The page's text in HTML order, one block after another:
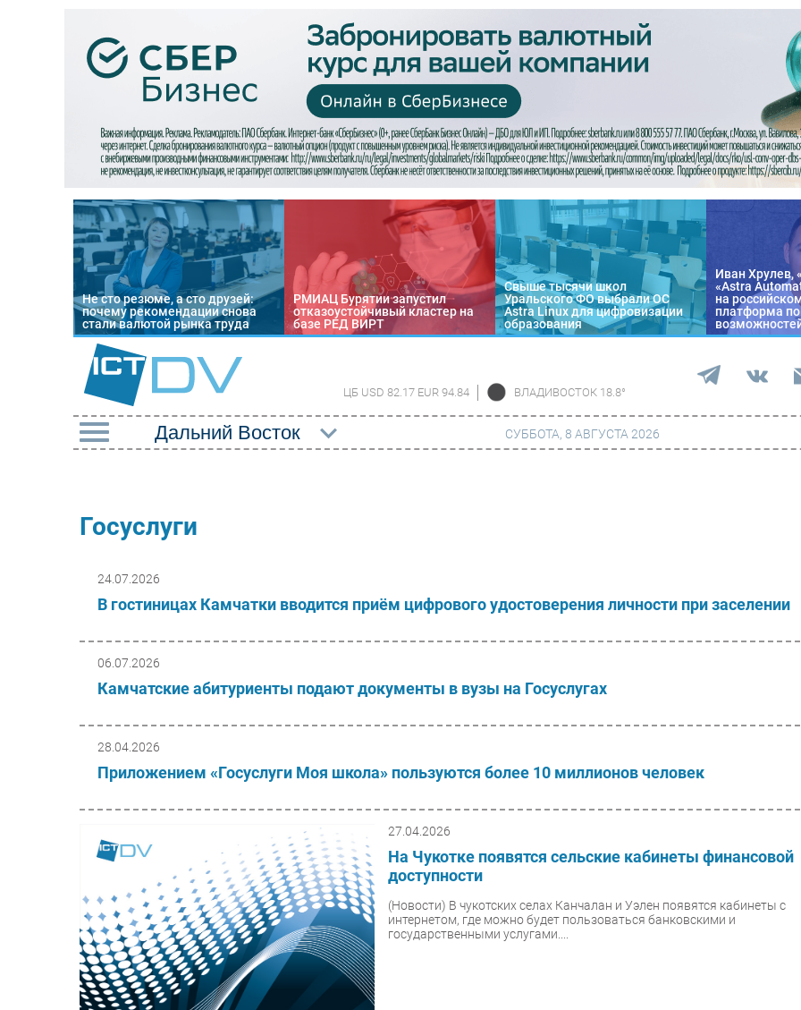
Не сто резюме, а сто друзей:
почему рекомендации снова
стали валютой рынка труда
РМИАЦ Бурятии запустил
отказоустойчивый кластер на
базе РЕД ВИРТ
Свыше тысячи школ
Уральского ФО выбрали ОС
Astra Linux для цифровизации
образования
Иван Хрулев,
«Astra
на
платформа по
ЦБ USD 82.17 EUR 94.84 ВЛАДИВОСТОК 18.8°
Импорто­замещение
Интернет
Фиксированная связь
Интеграция
Рынок ПК
ПО
Outsourcing
Инновации
CIO/Управление ИТ
СУББОТА, 8 АВГУСТА 2026
Госуслуги
24.07.2026
В гостиницах Камчатки вводится приём цифрового удостоверения личности при заселении
06.07.2026
Камчатские абитуриенты подают документы в вузы на Госуслугах
28.04.2026
Приложением «Госуслуги Моя школа» пользуются более 10 миллионов человек
27.04.2026
На Чукотке появятся сельские кабинеты финансовой
доступности
(Новости) В чукотских селах Канчалан и Уэлен появятся кабинеты с
интернетом, где можно будет пользоваться банковскими и
государственными услугами....